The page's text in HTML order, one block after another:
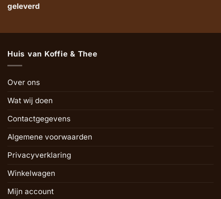
geleverd
Huis van Koffie & Thee
Over ons
Wat wij doen
Contactgegevens
Algemene voorwaarden
Privacyverklaring
Winkelwagen
Mijn account